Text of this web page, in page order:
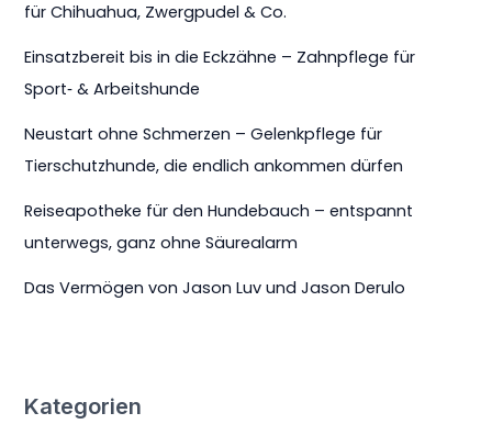
für Chihuahua, Zwergpudel & Co.
Einsatzbereit bis in die Eckzähne – Zahnpflege für
Sport‑ & Arbeitshunde
Neustart ohne Schmerzen – Gelenkpflege für
Tierschutzhunde, die endlich ankommen dürfen
Reiseapotheke für den Hundebauch – entspannt
unterwegs, ganz ohne Säurealarm
Das Vermögen von Jason Luv und Jason Derulo
Kategorien